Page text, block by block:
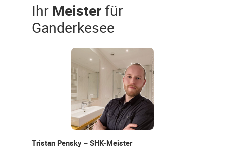
Ihr Meisterfür
Ganderkesee
Tristan Pensky – SHK-Meister